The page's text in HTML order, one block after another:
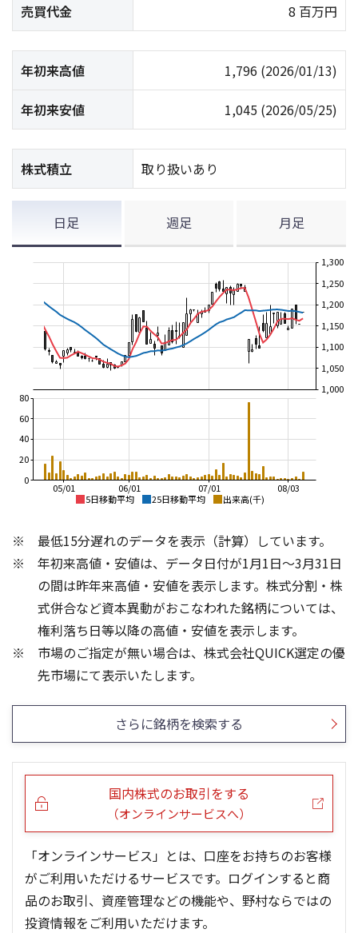
売買代金 8 百万円
年初来高値 1,796 (2026/01/13)
年初来安値 1,045 (2026/05/25)
株式積立 取り扱いあり
日足 週足 月足
5日移動平均 25日移動平均 出来高(千)
08/03
07/01
06/01
05/01
1,000
1,050
1,100
1,150
1,200
1,250
1,300
0
20
40
60
80
13週移動平均 26週移動平均 出来高(千)
1,000
2,000
2,500
0
300
5ヶ月移動平均 25ヶ月移動平均 出来高(百万)
1,000
2,000
3,000
3,500
4,000
0
3
最低15分遅れのデータを表示（計算）しています。
年初来高値・安値は、データ日付が1月1日～3月31日
の間は昨年来高値・安値を表示します。株式分割・株
式併合など資本異動がおこなわれた銘柄については、
権利落ち日等以降の高値・安値を表示します。
市場のご指定が無い場合は、株式会社QUICK選定の優
先市場にて表示いたします。
さらに銘柄を検索する
国内株式のお取引をする
（オンラインサービスへ）
「オンラインサービス」とは、口座をお持ちのお客様
がご利用いただけるサービスです。ログインすると商
品のお取引、資産管理などの機能や、野村ならではの
投資情報をご利用いただけます。